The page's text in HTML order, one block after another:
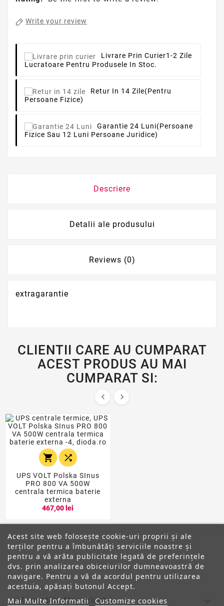
Write your review
Livrare Prin Curier1-2 Zile
Lucratoare Pentru Produsele In Stoc.
Retur In 14 Zile(pentru
Persoane Fizice)
Garantie 24 Luni(persoane
Fizice Sau 12 Luni Persoane Juridice)
Descriere
Detalii ale produsului
Reviews (0)
extragarantie
CLIENTII CARE AU CUMPARAT
ACEST PRODUS AU MAI
CUMPARAT SI:
 
 
UPS VOLT Polska SInus
PRO 800 VA 500W
centrala termica baterie
externa
467,00 lei
ANPC
Informatiile Magazinului
Acest site web folosește cookie-uri proprii și ale
terților pentru a îmbunătăți serviciile noastre și
pentru a vă arăta publicitate legată de preferințele
dvs. prin analizarea obiceiurilor dumneavoastră de
navigare. Pentru a vă da acordul pentru utilizarea
acestuia, apăsați butonul Accept.
Mai Multe Informatii Customize cookies